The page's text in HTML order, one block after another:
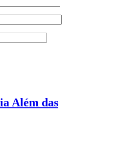
Além das